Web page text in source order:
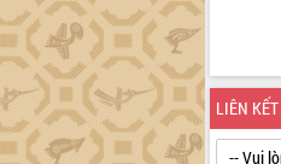
LIÊN